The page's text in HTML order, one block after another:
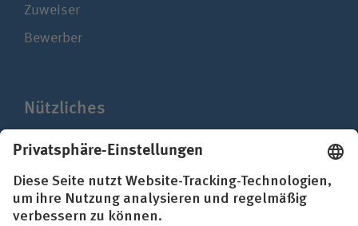
Zuweiser
Bewerber
Nützliches
Presse